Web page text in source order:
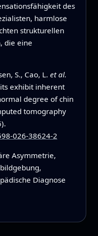
des
harmlose
strukturellen
die eine
S., Cao, L. et al.
exhibit inherent
degree of chin
tomography
026-38624-2
Asymmetrie,
Diagnose